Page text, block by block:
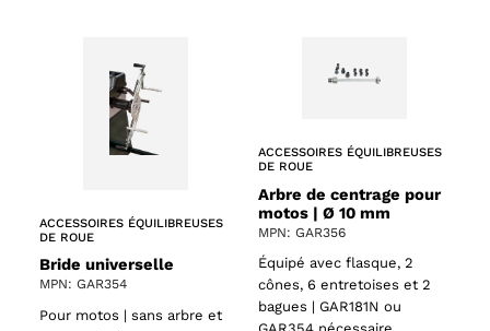
ACCESSOIRES ÉQUILIBREUSES
DE ROUE
Bride universelle
MPN: GAR354
Pour motos | sans arbre et
ACCESSOIRES ÉQUILIBREUSES
DE ROUE
Arbre de centrage pour
motos | Ø 10 mm
MPN: GAR356
Équipé avec flasque, 2
cônes, 6 entretoises et 2
bagues | GAR181N ou